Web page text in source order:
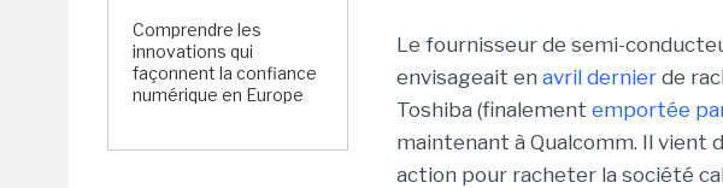
Comprendre les
innovations qui
façonnent la confiance
numérique en Europe
Le fournisseur de semi-
envisageait en avril dernier de
Toshiba (finalement emportée
maintenant à Qualcomm. Il vient
action pour racheter la société